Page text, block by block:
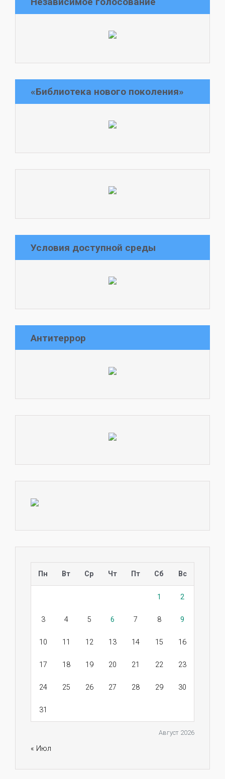
«Библиотека нового поколения»
Условия доступной среды
Антитеррор
Август 2026
Пн Вт Ср Чт Пт Сб Вс
1 2
3 4 5 6 7 8 9
10 11 12 13 14 15 16
17 18 19 20 21 22 23
24 25 26 27 28 29 30
31
« Июл